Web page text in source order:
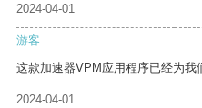
2024-04-01
游客
这款加速器VPM应用程序已经为我
2024-04-01